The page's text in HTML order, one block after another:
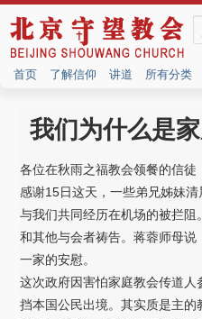
首页 了解信仰 讲道 所有分类
我们为什么是
各位在秋雨之福教会领餐的信徒
感谢15日这天，一些弟兄姊妹
与我们共同经历在机场的被拦
和其他与会者祷告。蒋蓉师母
一家的安慰。
这次政府因害怕家庭教会传道
挡本国公民出境。其实质是主的